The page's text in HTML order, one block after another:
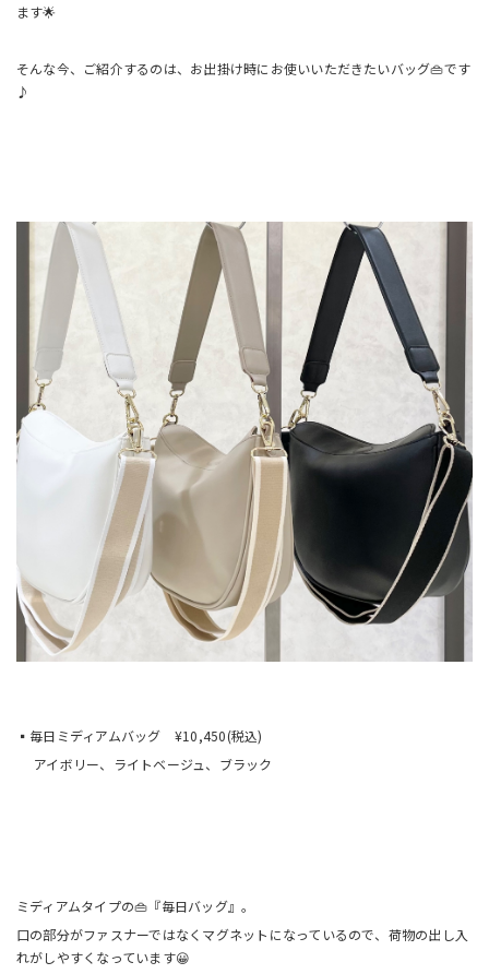
ます🌟
そんな今、ご紹介するのは、お出掛け時にお使いいただきたいバッグ👜です
♪
▪️毎日ミディアムバッグ ¥10,450(税込)
アイボリー、ライトベージュ、ブラック
ミディアムタイプの👜『毎日バッグ』。
口の部分がファスナーではなくマグネットになっているので、荷物の出し入
れがしやすくなっています😀